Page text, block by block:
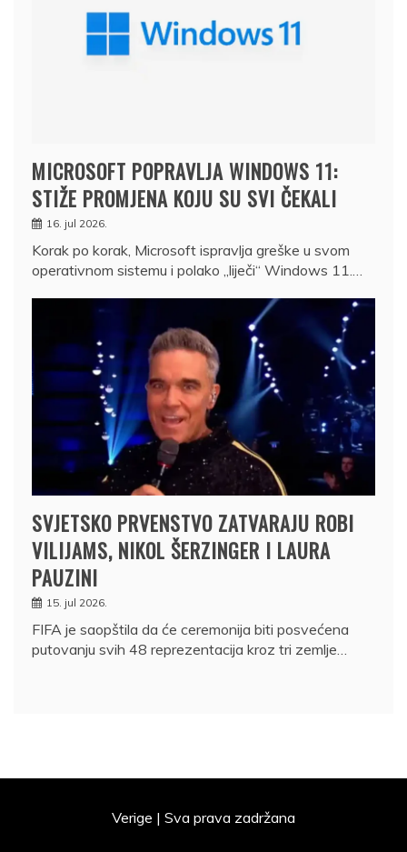
MICROSOFT POPRAVLJA WINDOWS 11:
STIŽE PROMJENA KOJU SU SVI ČEKALI
16. jul 2026.
Korak po korak, Microsoft ispravlja greške u svom
operativnom sistemu i polako „liječi“ Windows 11.…
SVJETSKO PRVENSTVO ZATVARAJU ROBI
VILIJAMS, NIKOL ŠERZINGER I LAURA
PAUZINI
15. jul 2026.
FIFA je saopštila da će ceremonija biti posvećena
putovanju svih 48 reprezentacija kroz tri zemlje…
Verige | Sva prava zadržana